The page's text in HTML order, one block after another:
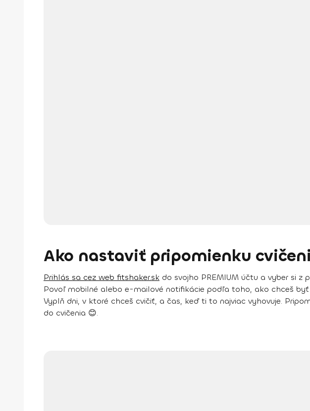
Ako nastaviť pripomienku
Prihlás sa cez web fitshaker.sk do svojho PREMIUM účtu a vyber si z
Povoľ mobilné alebo e-mailové notifikácie podľa toho, ako chceš byť
Vyplň dni, v ktoré chceš cvičiť, a čas, keď ti to najviac vyhovuje.
do cvičenia 😊.